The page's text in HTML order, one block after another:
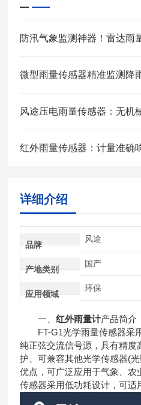
详细介绍
品牌
风途
产地类别
国产
应用领域
环保
一、红外雨量计产品简介
FT-G1光学雨量传感器采用
纯正弦交流信号源，具有精度
护、可兼容其他光学传感器(
优点，可广泛应用于气象、
传感器采用低功耗设计，可适